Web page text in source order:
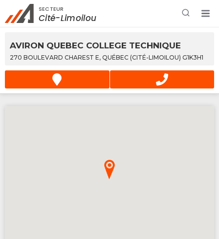
Rechercher à proximité - Entreprise / Rabais /
Services
SECTEUR
Cité-Limoilou
AVIRON QUEBEC COLLEGE TECHNIQUE
270 BOULEVARD CHAREST E, QUÉBEC (CITÉ-LIMOILOU) G1K3H1